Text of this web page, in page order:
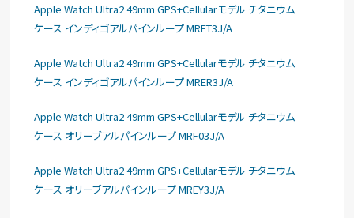
Apple Watch Ultra2 49mm GPS+Cellularモデル チタニウム
ケース インディゴアルパインループ MRET3J/A
Apple Watch Ultra2 49mm GPS+Cellularモデル チタニウム
ケース インディゴアルパインループ MRER3J/A
Apple Watch Ultra2 49mm GPS+Cellularモデル チタニウム
ケース オリーブアルパインループ MRF03J/A
Apple Watch Ultra2 49mm GPS+Cellularモデル チタニウム
ケース オリーブアルパインループ MREY3J/A